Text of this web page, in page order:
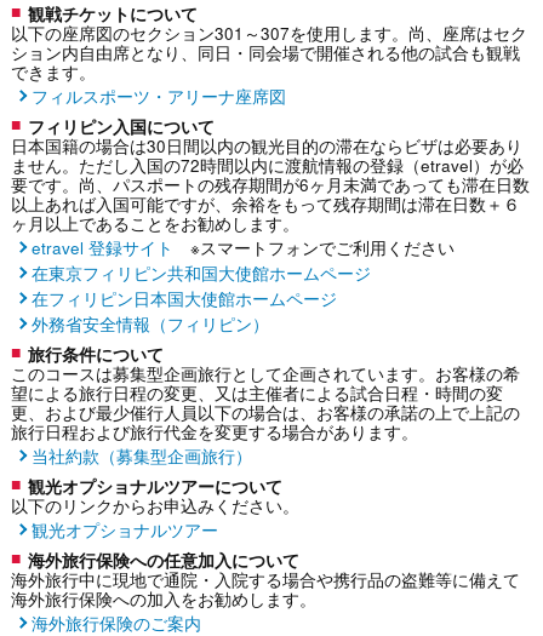
観戦チケットについて
以下の座席図のセクション301～307を使用します。尚、座席はセク
ション内自由席となり、同日・同会場で開催される他の試合も観戦
できます。
フィルスポーツ・アリーナ座席図
フィリピン入国について
日本国籍の場合は30日間以内の観光目的の滞在ならビザは必要あり
ません。ただし入国の72時間以内に渡航情報の登録（etravel）が必
要です。尚、パスポートの残存期間が6ヶ月未満であっても滞在日数
以上あれば入国可能ですが、余裕をもって残存期間は滞在日数＋６
ヶ月以上であることをお勧めします。
etravel 登録サイト
※スマートフォンでご利用ください
在東京フィリピン共和国大使館ホームページ
在フィリピン日本国大使館ホームページ
外務省安全情報（フィリピン）
旅行条件について
このコースは募集型企画旅行として企画されています。お客様の希
望による旅行日程の変更、又は主催者による試合日程・時間の変
更、および最少催行人員以下の場合は、お客様の承諾の上で上記の
旅行日程および旅行代金を変更する場合があります。
当社約款（募集型企画旅行）
観光オプショナルツアーについて
以下のリンクからお申込みください。
観光オプショナルツアー
海外旅行保険への任意加入について
海外旅行中に現地で通院・入院する場合や携行品の盗難等に備えて
海外旅行保険への加入をお勧めします。
海外旅行保険のご案内